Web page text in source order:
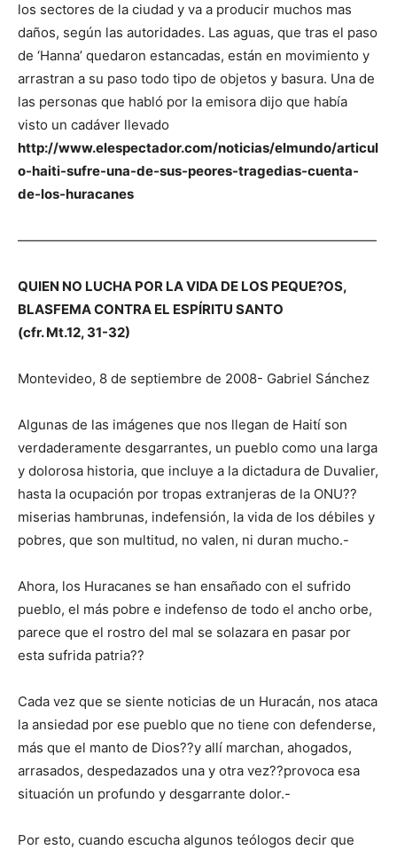
los sectores de la ciudad y va a producir muchos mas
daños, según las autoridades. Las aguas, que tras el paso
de ‘Hanna’ quedaron estancadas, están en movimiento y
arrastran a su paso todo tipo de objetos y basura. Una de
las personas que habló por la emisora dijo que había
visto un cadáver llevado
http://www.elespectador.com/noticias/elmundo/articul
o-haiti-sufre-una-de-sus-peores-tragedias-cuenta-
de-los-huracanes
———————————————————————————
QUIEN NO LUCHA POR LA VIDA DE LOS PEQUE?OS,
BLASFEMA CONTRA EL ESPÍRITU SANTO
(cfr. Mt.12, 31-32)
Montevideo, 8 de septiembre de 2008- Gabriel Sánchez
Algunas de las imágenes que nos llegan de Haití son
verdaderamente desgarrantes, un pueblo como una larga
y dolorosa historia, que incluye a la dictadura de Duvalier,
hasta la ocupación por tropas extranjeras de la ONU??
miserias hambrunas, indefensión, la vida de los débiles y
pobres, que son multitud, no valen, ni duran mucho.-
Ahora, los Huracanes se han ensañado con el sufrido
pueblo, el más pobre e indefenso de todo el ancho orbe,
parece que el rostro del mal se solazara en pasar por
esta sufrida patria??
Cada vez que se siente noticias de un Huracán, nos ataca
la ansiedad por ese pueblo que no tiene con defenderse,
más que el manto de Dios??y allí marchan, ahogados,
arrasados, despedazados una y otra vez??provoca esa
situación un profundo y desgarrante dolor.-
Por esto, cuando escucha algunos teólogos decir que